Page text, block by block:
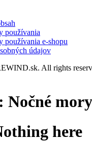
používania
používania e-shopu
údajov
All rights
Nočné
here